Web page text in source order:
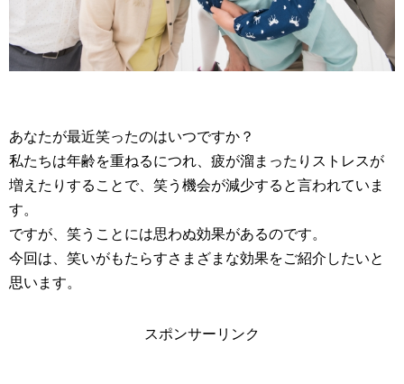
あなたが最近笑ったのはいつですか？
私たちは年齢を重ねるにつれ、疲が溜まったりストレスが
増えたりすることで、笑う機会が減少すると言われていま
す。
ですが、笑うことには思わぬ効果があるのです。
今回は、笑いがもたらすさまざまな効果をご紹介したいと
思います。
スポンサーリンク